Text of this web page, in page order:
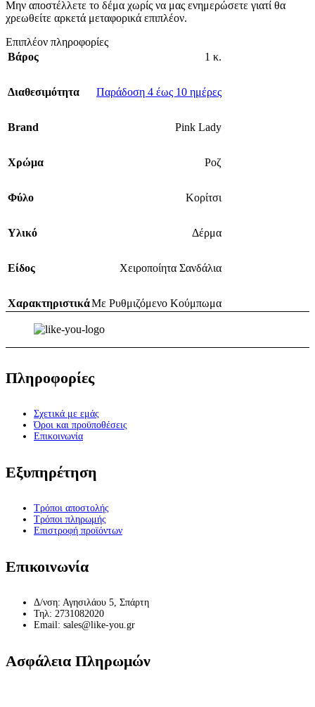
Μην αποστέλλετε το δέμα χωρίς να μας ενημερώσετε γιατί θα
χρεωθείτε αρκετά μεταφορικά επιπλέον.
Επιπλέον πληροφορίες
Βάρος
1 κ.
Διαθεσιμότητα Παράδοση 4 έως 10 ημέρες
Brand Pink Lady
Χρώμα Ροζ
Φύλο Κορίτσι
Υλικό Δέρμα
Είδος Χειροποίητα Σανδάλια
ΧαρακτηριστικάΜε Ρυθμιζόμενο Κούμπωμα
Πληροφορίες
Σχετικά με εμάς
Όροι και προϋποθέσεις
Επικοινωνία
Εξυπηρέτηση
Τρόποι αποστολής
Τρόποι πληρωμής
Επιστροφή προϊόντων
Επικοινωνία
Δ/νση: Αγησιλάου 5, Σπάρτη
Τηλ: 2731082020
Email: sales@like-you.gr
Ασφάλεια Πληρωμών